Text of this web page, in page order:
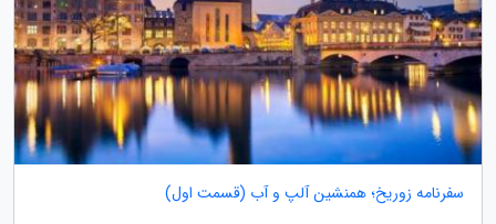
سفرنامه زوریخ؛ همنشین آلپ و آب (قسمت اول)